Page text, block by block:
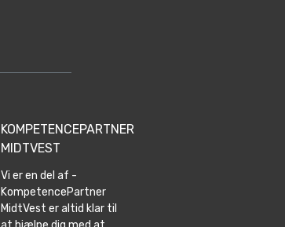
KOMPETENCEPARTNER
MIDTVEST
Vi er en del af -
KompetencePartner
MidtVest er altid klar til